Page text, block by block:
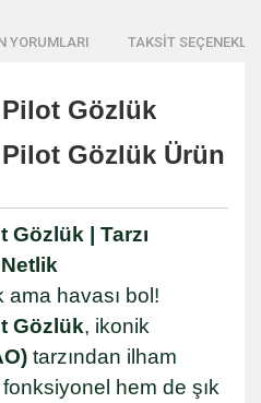
YORUMLARI TAKSİT
Gözlük
Gözlük Ürün
| Tarzı
ama havası bol!
Gözlük, ikonik
tarzından ilham
hem de şık